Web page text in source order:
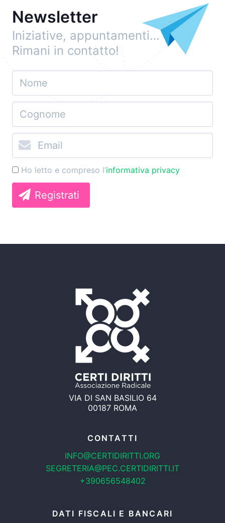
Newsletter
Iniziative, appuntamenti…
Rimani in contatto!
Ho letto e compreso l’informativa privacy
Registrati
VIA DI SAN BASILIO 64
00187 ROMA
CONTATTI
INFO@CERTIDIRITTI.ORG
SEGRETERIA@PEC.CERTIDIRITTI.IT
+390656548402
DATI FISCALI E BANCARI